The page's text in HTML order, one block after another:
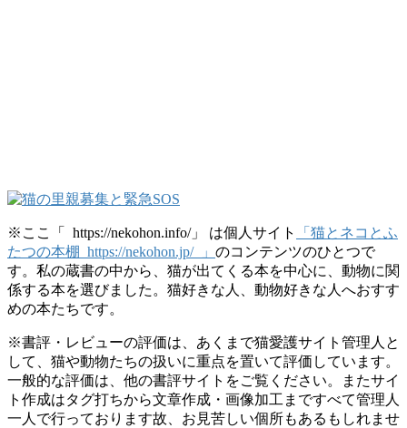
※ここ「 https://nekohon.info/」 は個人サイト
「猫とネコとふ
たつの本棚 https://nekohon.jp/ 」 のコンテンツのひとつで
す。私の蔵書の中から、猫が出てくる本を中心に、動物に関
係する本を選びました。猫好きな人、動物好きな人へおすす
めの本たちです。
※書評・レビューの評価は、あくまで猫愛護サイト管理人と
して、猫や動物たちの扱いに重点を置いて評価しています。
一般的な評価は、他の書評サイトをご覧ください。またサイ
ト作成はタグ打ちから文章作成・画像加工まですべて管理人
一人で行っております故、お見苦しい個所もあるもしれませ